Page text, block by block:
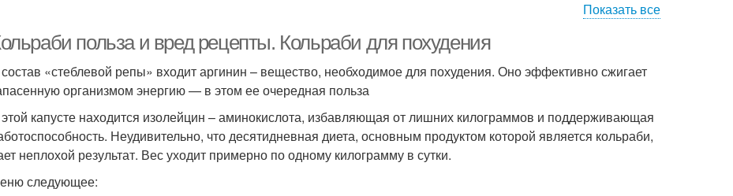
Показать все
польза и вред рецепты. Кольраби для похудения
«стеблевой репы» входит аргинин – вещество, необходимое для похудения. Оно эффективно сжигает
организмом энергию — в этом ее очередная польза
капусте находится изолейцин – аминокислота, избавляющая от лишних килограммов и поддерживающая
Неудивительно, что десятидневная диета, основным продуктом которой является кольраби,
неплохой результат. Вес уходит примерно по одному килограмму в сутки.
следующее: